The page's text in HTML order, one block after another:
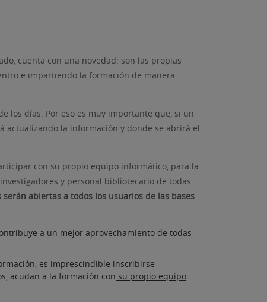
cuenta con una novedad: son las propias
e impartiendo la formación de manera
los días. Por eso es muy importante que, si un
actualizando la información y donde se abrirá el
con su propio equipo informático, para la
y personal bibliotecario de todas
abiertas a todos los usuarios de las bases
a un mejor aprovechamiento de todas
es imprescindible inscribirse
acudan a la formación con su propio equipo